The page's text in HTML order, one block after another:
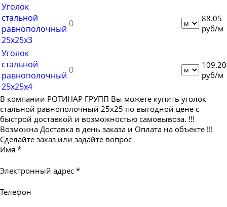
Уголок
стальной
равнополочный
25х25х3
88.05
руб/м
Уголок
стальной
равнополочный
25х25х4
109.20
руб/м
В компании РОТИНАР ГРУПП Вы можете купить уголок
стальной равнополочный 25х25 по выгодной цене с
быстрой доставкой и возможностью самовывоза. !!!
Возможна Доставка в день заказа и Оплата на объекте !!!
Сделайте заказ или задайте вопрос
Имя *
Электронный адрес *
Телефон